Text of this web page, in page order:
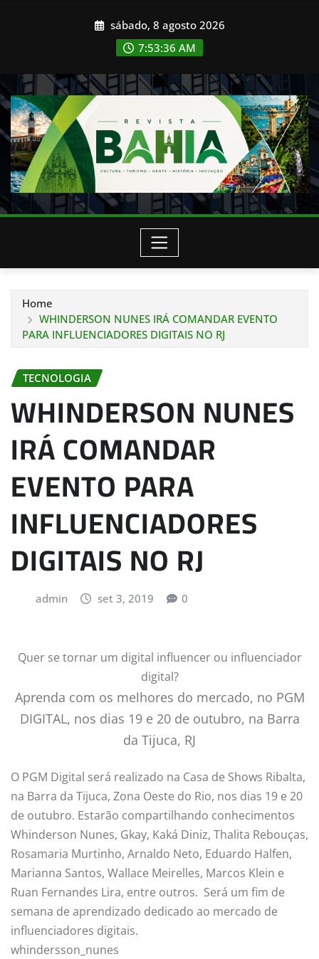
sábado, 8 agosto 2026
7:53:38 AM
Home
WHINDERSON NUNES IRÁ COMANDAR EVENTO
PARA INFLUENCIADORES DIGITAIS NO RJ
TECNOLOGIA
WHINDERSON NUNES
IRÁ COMANDAR
EVENTO PARA
INFLUENCIADORES
DIGITAIS NO RJ
admin set 3, 2019 0
Quer se tornar um digital influencer ou influenciador
digital?
Aprenda com os melhores do mercado, no PGM
DIGITAL, nos dias 19 e 20 de outubro, na Barra
da Tijuca, RJ
O PGM Digital será realizado na Casa de Shows Ribalta,
na Barra da Tijuca, Zona Oeste do Rio, nos dias 19 e 20
de outubro. Estarão compartilhando conhecimentos
Whinderson Nunes, Gkay, Kaká Diniz, Thalita Rebouças,
Rosamaria Murtinho, Arnaldo Neto, Eduardo Halfen,
Marianna Santos, Wallace Meirelles, Marcos Klein e
Ruan Fernandes Lira, entre outros. Será um fim de
semana de aprendizado dedicado ao mercado de
influenciadores digitais.
whindersson_nunes